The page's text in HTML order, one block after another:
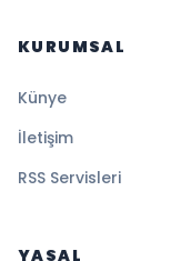
KURUMSAL
Künye
İletişim
RSS Servisleri
YASAL